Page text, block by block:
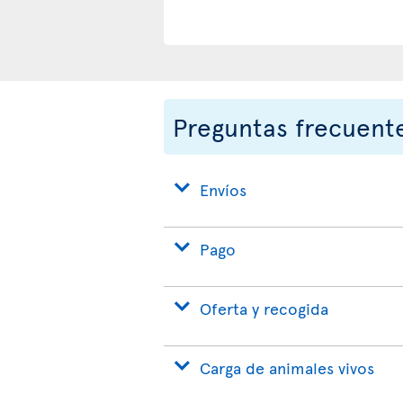
Preguntas
Envíos
Pago
Oferta y recogida
Carga de animales vivos